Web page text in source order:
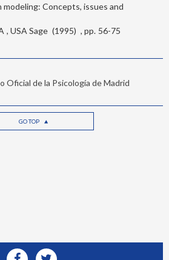
Concepts, issues and
USA Sage
1995 56-75
de la Psicología de Madrid
GO TOP